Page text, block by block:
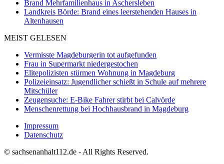
Brand Mehrfamilienhaus in Aschersleben
Landkreis Börde: Brand eines leerstehenden Hauses in
Altenhausen
MEIST GELESEN
Vermisste Magdeburgerin tot aufgefunden
Frau in Supermarkt niedergestochen
Elitepolizisten stürmen Wohnung in Magdeburg
Polizeieinsatz: Jugendlicher schießt in Schule auf mehrere
Mitschüler
Zeugensuche: E-Bike Fahrer stirbt bei Calvörde
Menschenrettung bei Hochhausbrand in Magdeburg
Impressum
Datenschutz
© sachsenanhalt112.de - All Rights Reserved.